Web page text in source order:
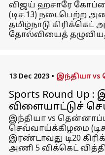
விஜய் ஹசாரே
(டிச.13) நடைபெற்ற
தமிழ்நாடு
தோல்வியைத்
13 Dec 2023 • இந்தியா vs
Sports Round
விளையாட்டுச்
இந்தியா vs
செவ்வாய்க்கிழமை
இரண்டாவது டி20
அணி 5 விக்கெட்